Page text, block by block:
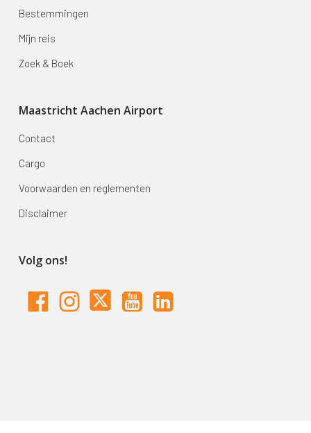
Bestemmingen
Mijn reis
Zoek & Boek
Maastricht Aachen Airport
Contact
Cargo
Voorwaarden en reglementen
Disclaimer
Volg ons!